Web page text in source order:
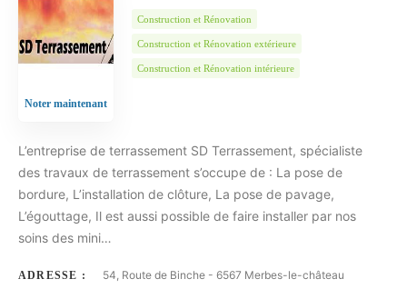
Noter maintenant
Construction et Rénovation
Construction et Rénovation extérieure
Construction et Rénovation intérieure
L’entreprise de terrassement SD Terrassement, spécialiste
des travaux de terrassement s’occupe de : La pose de
bordure, L’installation de clôture, La pose de pavage,
L’égouttage, Il est aussi possible de faire installer par nos
soins des mini…
ADRESSE : 54, Route de Binche - 6567 Merbes-le-château